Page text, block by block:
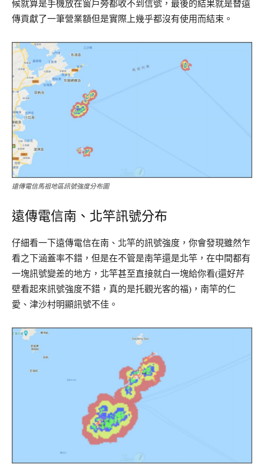
候就算是手機放在窗戶旁都收不到信號，最後的結果就是替遠
傳貢獻了一筆營業額但是實際上幾乎都沒有使用而結束。
遠傳電信馬祖地區訊號強度分布圖
遠傳電信南、北竿訊號分布
仔細看一下遠傳電信在南、北竿的訊號強度，你會發現雖然乍
看之下涵蓋率不錯，但是在不管是南竿還是北竿，在中間都有
一塊訊號變差的地方，北竿甚至直接就白一塊給你看(還好芹
壁看起來訊號強度不錯，真的是托觀光客的福)，南竿的仁
愛、津沙村明顯訊號不佳。